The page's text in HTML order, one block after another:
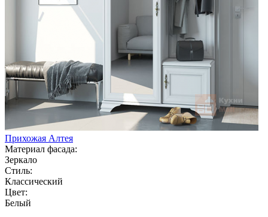
Прихожая Алтея
Материал фасада:
Зеркало
Стиль:
Классический
Цвет:
Белый